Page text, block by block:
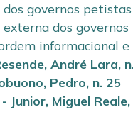
governos petistas
dos
informacional
André Lara,
Pedro, n. 25
- Junior, Miguel Reale,